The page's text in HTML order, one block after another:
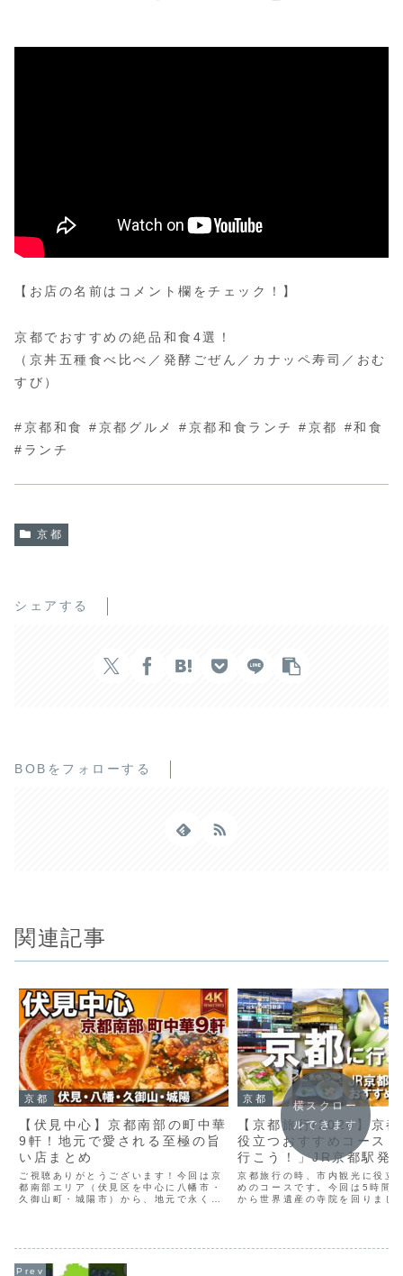
【お店の名前はコメント欄をチェック！】
京都でおすすめの絶品和食4選！
（京丼五種食べ比べ／発酵ごぜん／カナッペ寿司／おむ
すび）
#京都和食 #京都グルメ #京都和食ランチ #京都 #和食
#ランチ
京都
シェアする
BOBをフォローする
関連記事
京都
【伏見中心】京都南部の町中華
9軒！地元で愛される至極の旨
い店まとめ
ご視聴ありがとうございます！今回は京
都南部エリア（伏見区を中心に八幡市・
久御山町・城陽市）から、地元で永く愛
京都
【京都旅行/2024】京
役立つおすすめコース
行こう！」JR京都駅発
金閣寺から世界遺産の
と京都グルメ編【鯛め
腐】
京都旅行の時、市内観光に役立
めのコースです。今回は5時間
から世界遺産の寺院を回りまし
横スクロー
ルできます